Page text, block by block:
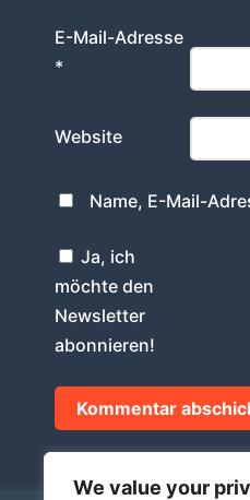
We value your
E-Mail-Adresse
*
Website
Name, E-Mail-
Ja, ich
möchte den
Newsletter
abonnieren!